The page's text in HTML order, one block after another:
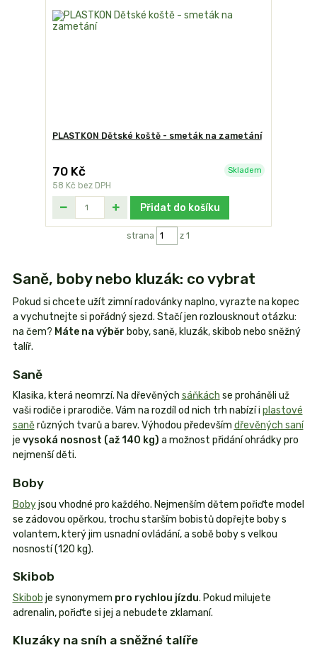
PLASTKON Dětské koště - smeták na zametání
70 Kč
58 Kč bez DPH
Skladem
Přidat do košíku
strana z 1
Saně, boby nebo kluzák: co vybrat
Pokud si chcete užít zimní radovánky naplno, vyrazte na kopec
a vychutnejte si pořádný sjezd. Stačí jen rozlousknout otázku:
na čem? Máte na výběr boby, saně, kluzák, skibob nebo sněžný
talíř.
Saně
Klasika, která neomrzí. Na dřevěných sáňkách se proháněli už
vaši rodiče i prarodiče. Vám na rozdíl od nich trh nabízí i plastové
saněrůzných tvarů a barev. Výhodou především dřevěných saní
je vysoká nosnost (až 140 kg) a možnost přidání ohrádky pro
nejmenší děti.
Boby
Bobyjsou vhodné pro každého. Nejmenším dětem pořiďte model
se zádovou opěrkou, trochu starším bobistů dopřejte boby s
volantem, který jim usnadní ovládání, a sobě boby s velkou
nosností (120 kg).
Skibob
Skibob je synonymem pro rychlou jízdu. Pokud milujete
adrenalin, pořiďte si jej a nebudete zklamaní.
Kluzáky na sníh a sněžné talíře